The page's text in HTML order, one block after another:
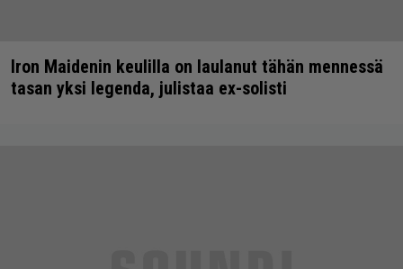
Iron Maidenin keulilla on laulanut tähän mennessä
tasan yksi legenda, julistaa ex-solisti